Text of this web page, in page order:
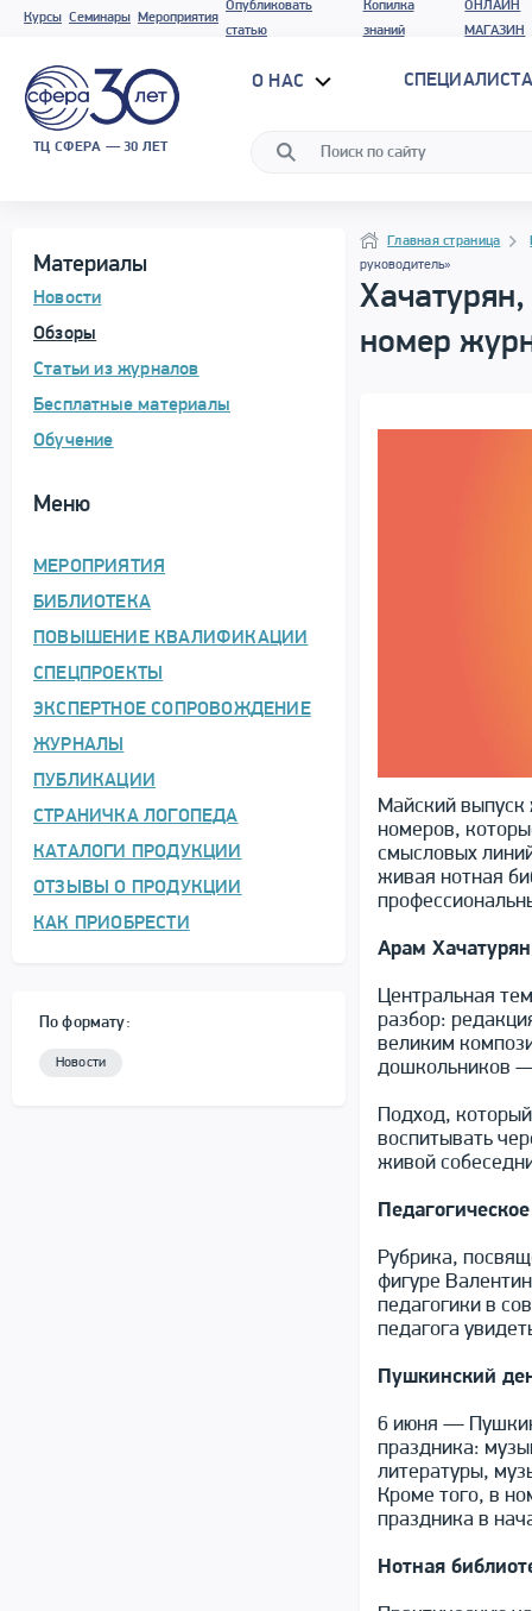
Курсы Семинары Мероприятия
Опубликовать
статью
Копилка
знаний
ОНЛАЙН
МАГАЗИН
ТЦ СФЕРА — 30 ЛЕТ
О НАС
Материалы
Новости
Обзоры
Статьи из журналов
Бесплатные материалы
Обучение
Меню
МЕРОПРИЯТИЯ
БИБЛИОТЕКА
ПОВЫШЕНИЕ КВАЛИФИКАЦИИ
СПЕЦПРОЕКТЫ
ЭКСПЕРТНОЕ СОПРОВОЖДЕНИЕ
ЖУРНАЛЫ
ПУБЛИКАЦИИ
СТРАНИЧКА ЛОГОПЕДА
КАТАЛОГИ ПРОДУКЦИИ
ОТЗЫВЫ О ПРОДУКЦИИ
КАК ПРИОБРЕСТИ
По формату:
Новости
Программа материала
Навигация
НавигацияГлавная страница
руководитель»
номер
Майский выпуск
номеров,
смысловых
живая нотная
Арам
Центральная
разбор:
великим
дошкольников —
Подход,
воспитывать
живой
Рубрика,
фигуре
педагогики в
педагога
Пушкинский
6 июня —
праздника:
литературы,
Кроме того, в
праздника в
Нотная